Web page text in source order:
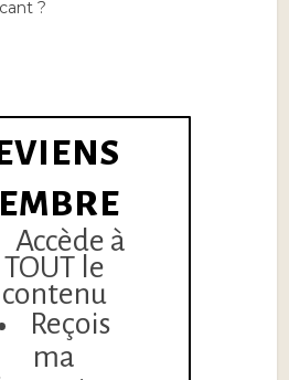
?
Accède à
TOUT le
contenu
Reçois
ma